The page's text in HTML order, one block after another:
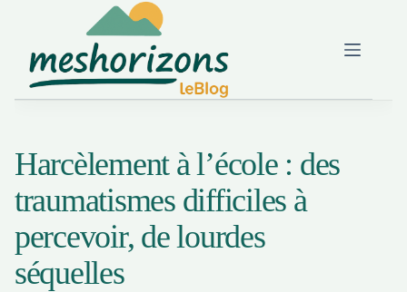
contenu
Harcèlement à l’école : des
traumatismes difficiles à
percevoir, de lourdes
séquelles